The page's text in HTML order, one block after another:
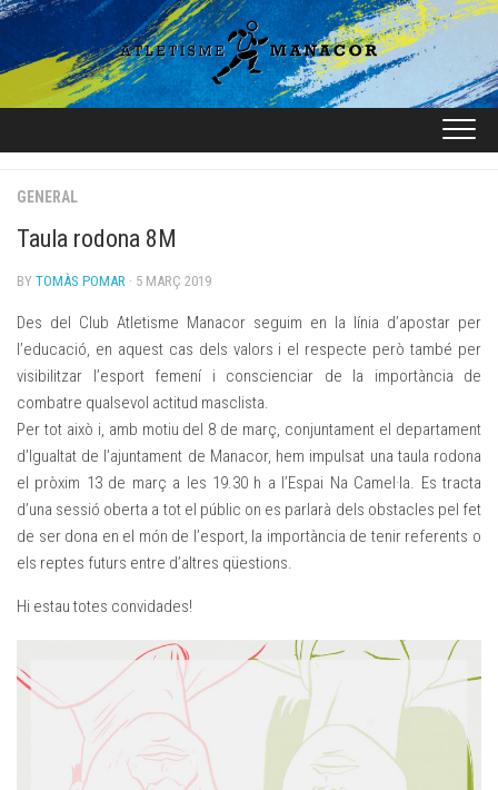
Skip
to
content
GENERAL
Taula rodona 8M
BY TOMÀS POMAR · 5 MARÇ 2019
Des del Club Atletisme Manacor seguim en la línia d’apostar per
l’educació, en aquest cas dels valors i el respecte però també per
visibilitzar l’esport femení i conscienciar de la importància de
combatre qualsevol actitud masclista.
Per tot això i, amb motiu del 8 de març, conjuntament el departament
d’Igualtat de l’ajuntament de Manacor, hem impulsat una taula rodona
el pròxim 13 de març a les 19.30 h a l’Espai Na Camel·la. Es tracta
d’una sessió oberta a tot el públic on es parlarà dels obstacles pel fet
de ser dona en el món de l’esport, la importància de tenir referents o
els reptes futurs entre d’altres qüestions.
Hi estau totes convidades!